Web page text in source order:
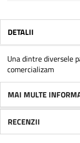
DETALII
Una dintre diversele
comercializam
MAI MULTE
RECENZII